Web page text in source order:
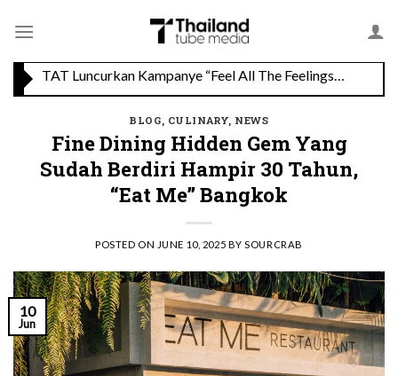
Menikmati Cita Rasa Mewah di Wolfgang’s Steakhouse di Thailand
BLOG, CULINARY, NEWS
Fine Dining Hidden Gem Yang
Sudah Berdiri Hampir 30 Tahun,
“Eat Me” Bangkok
POSTED ON JUNE 10, 2025 BY SOURCRAB
10
Jun